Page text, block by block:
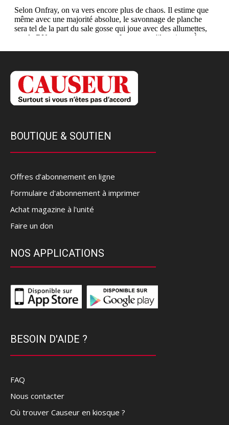
BOUTIQUE & SOUTIEN
Offres d’abonnement en ligne
Formulaire d'abonnement à imprimer
Achat magazine à l'unité
Faire un don
NOS APPLICATIONS
BESOIN D'AIDE ?
FAQ
Nous contacter
Où trouver Causeur en kiosque ?